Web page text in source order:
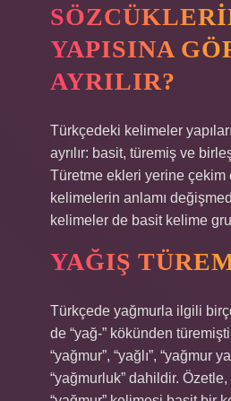
YAPISINA
AYRILIR?
Türkçedeki kelimeler
ayrılır: basit, türemiş ve
Türetme ekleri yerine çekim
kelimelerin anlamı
kelimeler de basit kelime
YAĞIŞ
Türkçede yağmurla ilgili
de “yağ-” kökünden
“yağmur”, “yağlı”, “yağmur
“yağmurluk” dahildir.